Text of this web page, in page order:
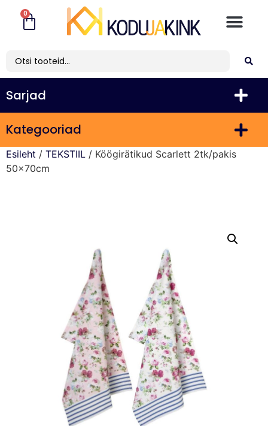
0
Sarjad
Kategooriad
Esileht / TEKSTIIL / Köögirätikud Scarlett 2tk/pakis
50x70cm